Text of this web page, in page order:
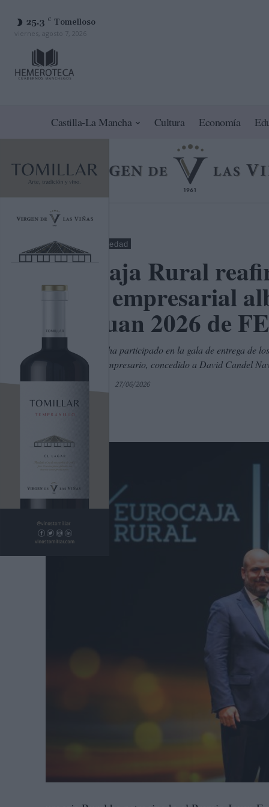
25.3 C Tomelloso
viernes, agosto 7, 2026
Castilla-La Mancha Cultura Economía
Albacete Sociedad
Eurocaja Rural
tejido empresarial
San Juan 2026 de
Eurocaja Rural ha participado en la gala de entrega de
Premio Joven Empresario, concedido a David Candel
Por C. Manchegos 27/06/2026